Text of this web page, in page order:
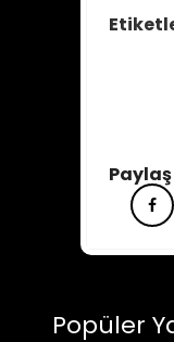
Paylaş
Popüler